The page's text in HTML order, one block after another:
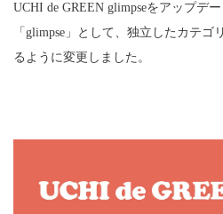
UCHI de GREEN glimpseをアップデ
「glimpse」として、独立したカテ
るように変更しました。